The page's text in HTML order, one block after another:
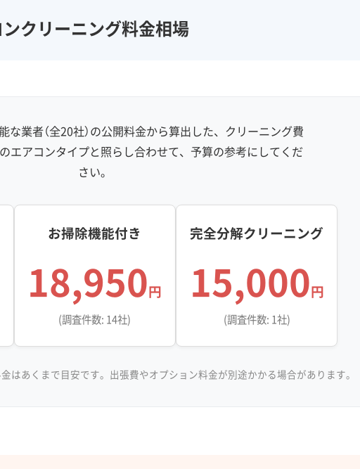
アレルギー対策
ハウスダスト除去
※項目にカーソルを合わせると詳細な説明が表示されます。
クリーニング料金相場
な業者（全20社）の公開料金から算出した、クリーニング費
エアコンタイプと照らし合わせて、予算の参考にしてくだ
さい。
お掃除機能付き
18,950円
(調査件数: 14社)
完全分解クリーニング
15,000円
(調査件数: 1社)
はあくまで目安です。出張費やオプション料金が別途かかる場合があります。